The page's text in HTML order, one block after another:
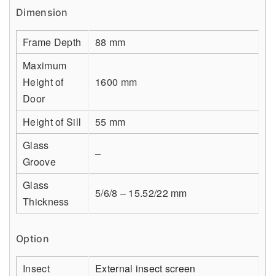
Dimension
Frame Depth
88 mm
Maximum
Height of
Door
1600 mm
Height of Sill
55 mm
Glass
Groove
–
Glass
Thickness
5/6/8 – 15.52/22 mm
Option
Insect
External insect screen